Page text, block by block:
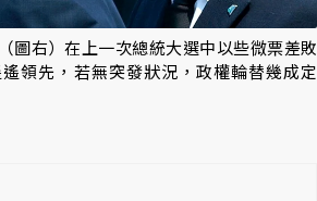
圖右）在上一次總統大選中以些微票差敗
領先，若無突發狀況，政權輪替幾成定